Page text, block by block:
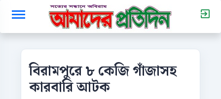
বিরামপুরে ৮ কেজি গাঁজাসহ
কারবারি আটক